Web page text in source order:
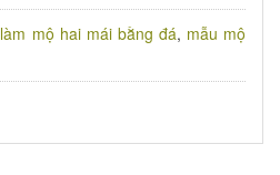
làm mộ hai mái bằng đá, mẫu mộ